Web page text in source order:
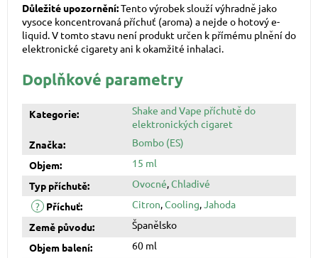
Důležité upozornění:Tento výrobek slouží výhradně jako
vysoce koncentrovaná příchuť (aroma) a nejde o hotový e-
liquid. V tomto stavu není produkt určen k přímému plnění do
elektronické cigarety ani k okamžité inhalaci.
Doplňkové parametry
Kategorie:
Shake and Vape příchutě do
elektronických cigaret
Značka:
Bombo (ES)
Objem:
15 ml
Typ příchutě: Ovocné Chladivé
? Příchuť: Citron Cooling
Jahoda
Země původu:
Španělsko
Objem balení:
60 ml